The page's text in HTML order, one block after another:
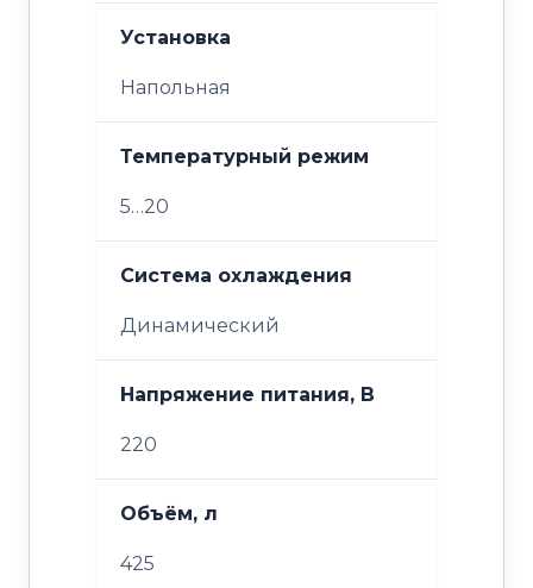
Установка
Напольная
Температурный режим
5…20
Система охлаждения
Динамический
Напряжение питания, В
220
Объём, л
425